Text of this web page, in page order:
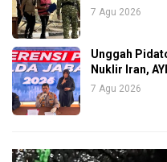
7 Agu 2026
Unggah
Nuklir Iran,
7 Agu 2026